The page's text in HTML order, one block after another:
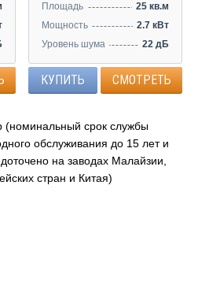
Площадь
25 кв.м
Мощность
2.7 кВт
Уровень шума
22 дБ
КУПИТЬ СМОТРЕТЬ
(номинальный срок службы
обслуживания до 15 лет и
на заводах Малайзии,
стран и Китая)